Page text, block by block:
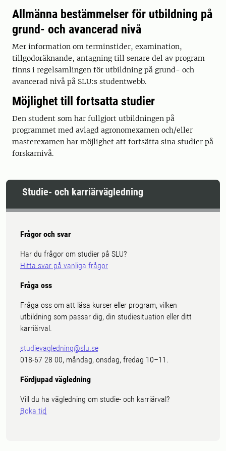
Allmänna bestämmelser för utbildning på
grund- och avancerad nivå
Mer information om terminstider, examination,
tillgodoräknande, antagning till senare del av program
finns i regelsamlingen för utbildning på grund- och
avancerad nivå på SLU:s studentwebb.
Möjlighet till fortsatta studier
Den student som har fullgjort utbildningen på
programmet med avlagd agronomexamen och/eller
masterexamen har möjlighet att fortsätta sina studier på
forskarnivå.
Studie- och karriärvägledning
Frågor och svar
Har du frågor om studier på SLU?
Hitta svar på vanliga frågor
Fråga oss
Fråga oss om att läsa kurser eller program, vilken
utbildning som passar dig, din studiesituation eller ditt
karriärval.
studievagledning@slu.se
018-67 28 00, måndag, onsdag, fredag 10–11.
Fördjupad vägledning
Vill du ha vägledning om studie- och karriärval?
Boka tid